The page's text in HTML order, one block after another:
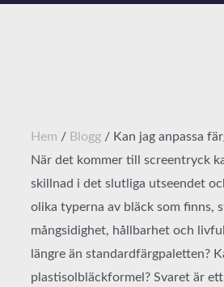
Hem / Blogg/ Kan jag anpassa
När det kommer till screentryck
skillnad i det slutliga utseendet
olika typerna av bläck som finns,
mångsidighet, hållbarhet och
längre än standardfärgpaletten?
plastisolbläckformel? Svaret är